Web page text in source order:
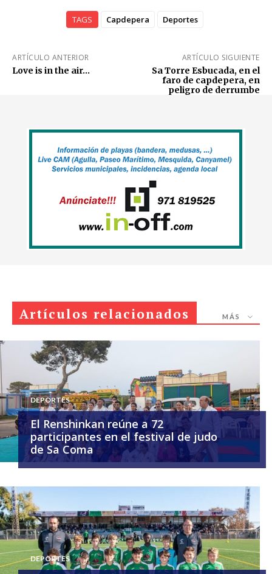
TAGS Capdepera Deportes
ARTÍCULO ANTERIOR
Love is in the air…
ARTÍCULO SIGUIENTE
Sa Torre Esbucada, en el
faro de capdepera, en
peligro de derrumbe
Artículos relacionados MÁS
DEPORTES
El Renshinkan reúne a 72
participantes en el festival de judo
de Sa Coma
DEPORTES